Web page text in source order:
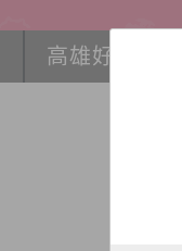
高雄好物推薦